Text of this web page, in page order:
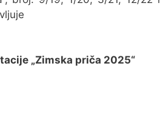
„Zimska priča 2025“